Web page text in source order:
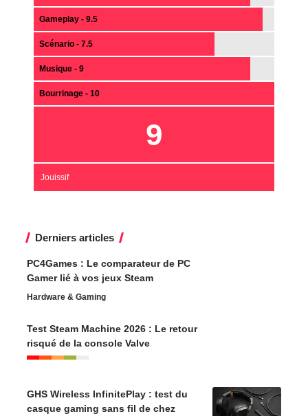
Gameplay - 9.5
Scénario - 7.5
Musique - 9
Bourrinage - 10
9
Jouissif
Derniers articles
PC4Games : Le comparateur de PC
Gamer lié à vos jeux Steam
Hardware & Gaming
Test Steam Machine 2026 : Le retour
risqué de la console Valve
GHS Wireless InfinitePlay : test du
casque gaming sans fil de chez